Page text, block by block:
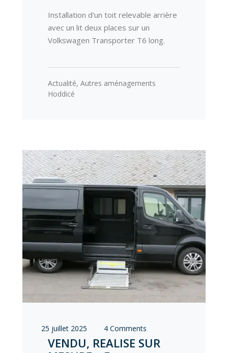
Installation d'un toit relevable arrière
avec un lit deux places sur un
Volkswagen Transporter T6 long.
Actualité, Autres aménagements
Hoddicé
25 juillet 2025 4 Comments
VENDU, REALISE SUR